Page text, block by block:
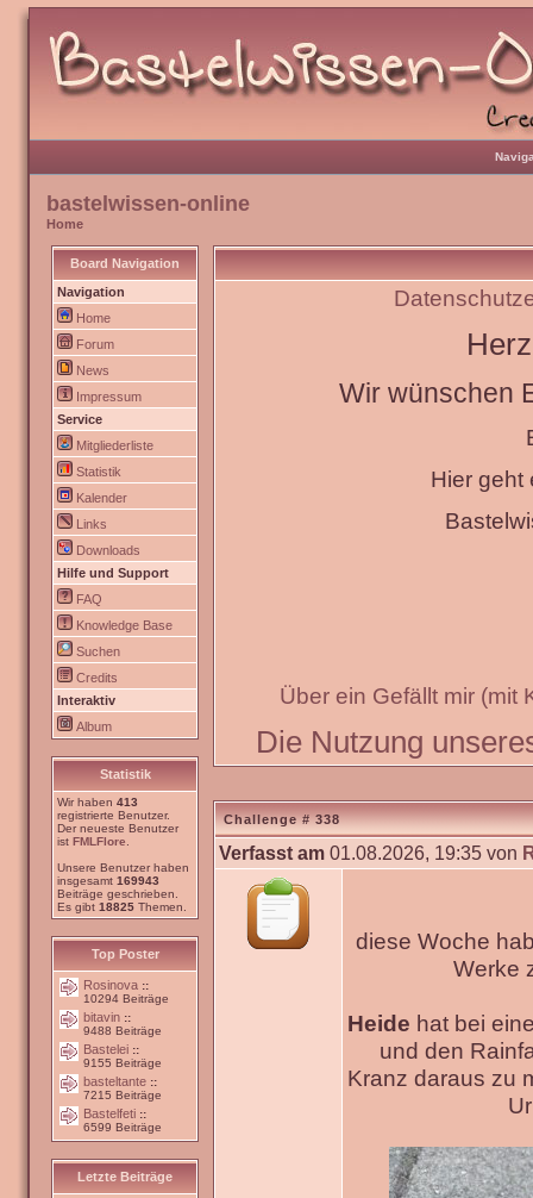
bastelwissen-online
Home
Board Navigation
Navigation
Home
Forum
News
Impressum
Service
Mitgliederliste
Statistik
Kalender
Links
Downloads
Hilfe und Support
FAQ
Knowledge Base
Suchen
Credits
Interaktiv
Album
Statistik
Wir haben 413
registrierte Benutzer.
Der neueste Benutzer
ist FMLFlore
Unsere Benutzer haben
insgesamt 169943
Beiträge geschrieben.
Es gibt 18825 Themen.
Top Poster
Rosinova ::
10294 Beiträge
bitavin ::
9488 Beiträge
Bastelei ::
9155 Beiträge
basteltante ::
7215 Beiträge
Bastelfeti ::
6599 Beiträge
Letzte Beiträge
Wir wünschen
Hier geht
Über ein Gefällt mir (mit
Die Nutzung
Challenge # 338
Verfasst am 01.08.2026, 19:35 von
diese Woche
Werke
Heide hat bei
und den
Kranz daraus zu